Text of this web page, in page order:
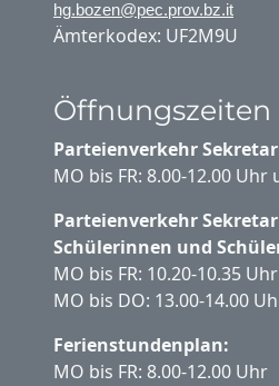
hg.bozen@pec.prov.bz.it
Ämterkodex: UF2M9U
Öffnungszeiten
Parteienverkehr
MO bis FR: 8.00-12.00 Uhr
Parteienverkehr
Schülerinnen und
MO bis FR: 10.20-10.35 Uhr
MO bis DO: 13.00-14.00
Ferienstundenplan:
MO bis FR: 8.00-12.00 Uhr